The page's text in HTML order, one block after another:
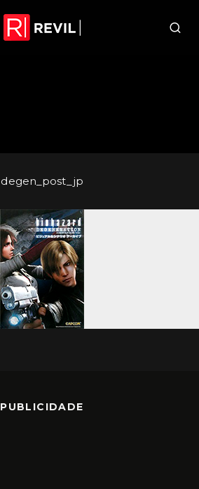
degen_post_jp
PUBLICIDADE